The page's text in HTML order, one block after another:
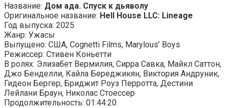
Название: Дом ада. Спуск к дьяволу
Оригинальное название: Hell House LLC: Lineage
Год выпуска: 2025
Жанр: Ужасы
Выпущено: США, Cognetti Films, Marylous’ Boys
Режиссер: Стивен Коньетти
В ролях: Элизабет Вермилия, Сирра Савка, Майкл Саттон,
Джо Бенделли, Кайла Береджикян, Виктория Андруник,
Гидеон Бергер, Бриджит Роуз Перротта, Дестини
Лейлани Браун, Николас Стоессер
Продолжительность: 01:44:20